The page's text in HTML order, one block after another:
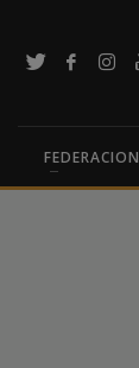
FEDERACION